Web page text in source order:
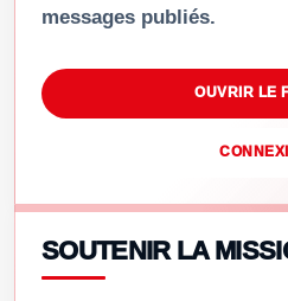
messages publiés.
OUVRIR LE
SOUTENIR LA